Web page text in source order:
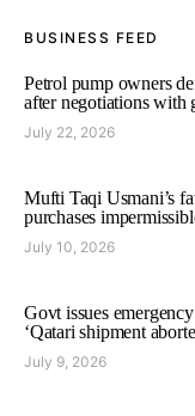
BUSINESS FEED
Petrol pump owners
after negotiations with
July 22, 2026
Mufti Taqi Usmani’s
purchases
July 10, 2026
Govt issues
‘Qatari shipment
July 9, 2026